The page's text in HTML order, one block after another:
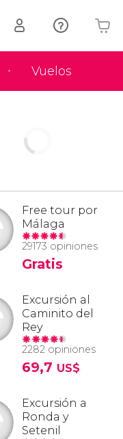
Vuelos
Tu carrito está vacío
Free tour por
Málaga
29173 opiniones
Gratis
Excursión al
Caminito del
Rey
2282 opiniones
69,7 US$
Excursión a
Ronda y
Setenil